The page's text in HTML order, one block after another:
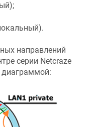
направлений
серии Netcraze